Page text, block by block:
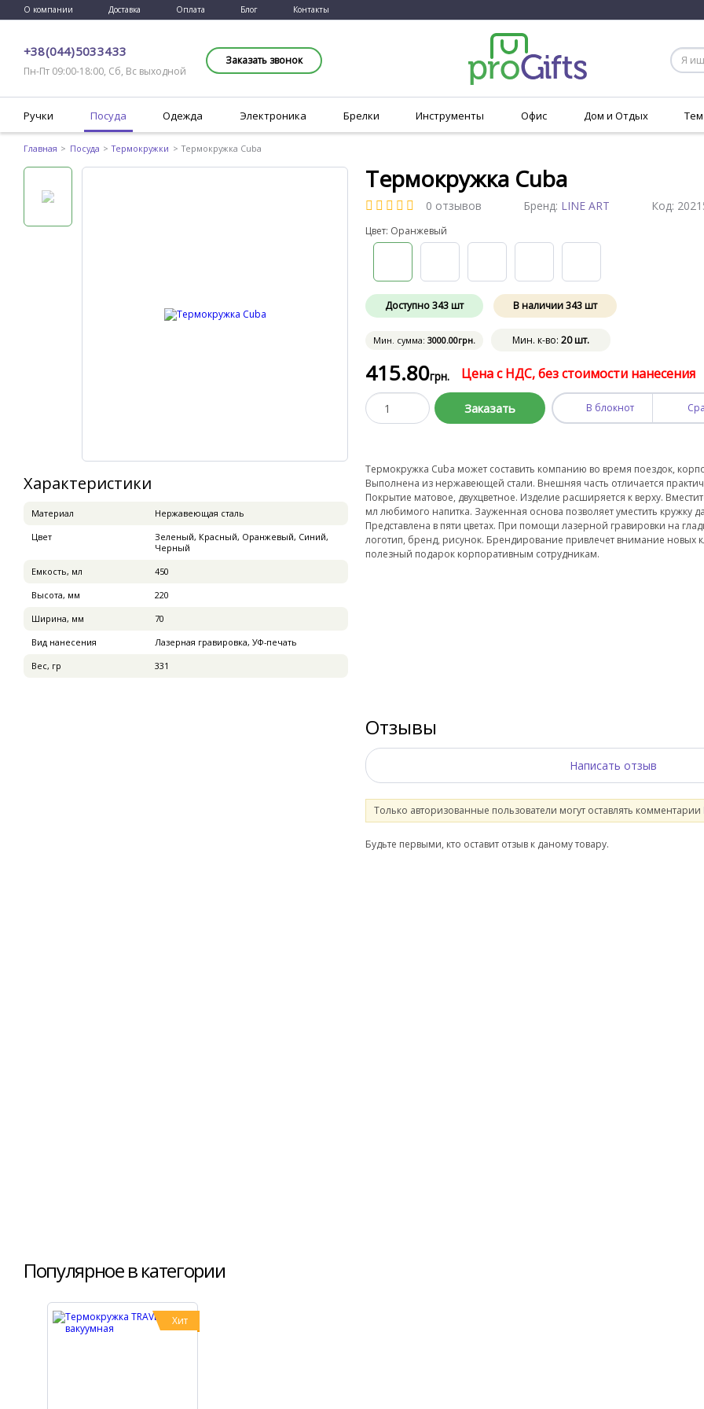
О компании Доставка Оплата Блог Контакты
+38 (044) 503 34 33
Пн-Пт 09:00-18:00, Сб, Вс выходной
Заказать звонок
Ручки Посуда Одежда Электроника Брелки Инструменты Офис Дом и Отдых
Главная Посуда Термокружки Термокружка Cuba
Характеристики
Материал
Нержавеющая сталь
Цвет
Зеленый, Красный, Оранжевый, Синий,
Черный
Емкость, мл
450
Высота, мм
220
Ширина, мм
70
Вид нанесения
Лазерная гравировка, УФ-печать
Вес, гр
331
Термокружка Cuba
0 отзывов Бренд: LINE ART Код:
Цвет: Оранжевый
Доступно343 шт В наличии343шт
Мин. сумма:3000.00грн. Мин. к-во:20 шт.
415.80грн. Цена с НДС, без стоимости нанесения
Заказать В блокнот
Термокружка Cuba может составить компанию во время поездок,
Выполнена из нержавеющей стали. Внешняя часть отличается
Покрытие матовое, двухцветное. Изделие расширяется к верху.
мл любимого напитка. Зауженная основа позволяет уместить кружку
Представлена в пяти цветах. При помощи лазерной гравировки на
логотип, бренд, рисунок. Брендирование привлечет внимание новых
полезный подарок корпоративным сотрудникам.
Отзывы
Написать отзыв
Только авторизованные пользователи могут оставлять комментарии
Будьте первыми, кто оставит отзыв к даному товару.
Популярное в категории
Хит